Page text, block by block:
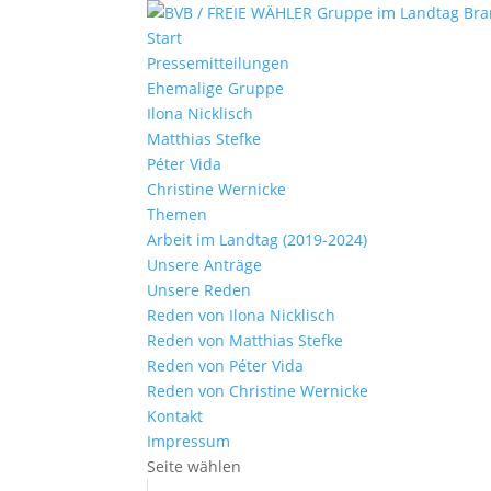
Start
Pressemitteilungen
Ehemalige Gruppe
Ilona Nicklisch
Matthias Stefke
Péter Vida
Christine Wernicke
Themen
Arbeit im Landtag (2019-2024)
Unsere Anträge
Unsere Reden
Reden von Ilona Nicklisch
Reden von Matthias Stefke
Reden von Péter Vida
Reden von Christine Wernicke
Kontakt
Impressum
Seite wählen